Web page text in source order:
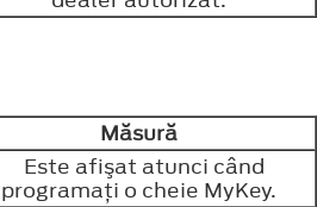
Măsură
Este afişat atunci când
programaţi o cheie MyKey.